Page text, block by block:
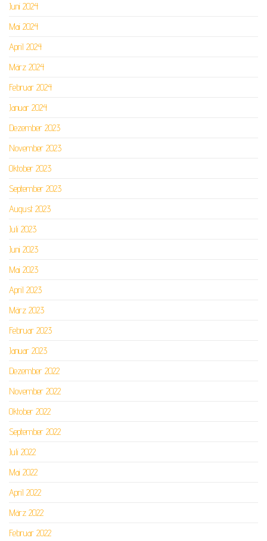
Juni 2024
Mai 2024
April 2024
März 2024
Februar 2024
Januar 2024
Dezember 2023
November 2023
Oktober 2023
September 2023
August 2023
Juli 2023
Juni 2023
Mai 2023
April 2023
März 2023
Februar 2023
Januar 2023
Dezember 2022
November 2022
Oktober 2022
September 2022
Juli 2022
Mai 2022
April 2022
März 2022
Februar 2022